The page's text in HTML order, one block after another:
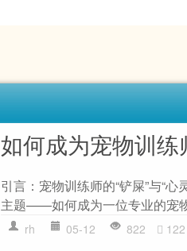
如何成为宠物训练
引言：宠物训练师的“铲屎”与“
主题——如何成为一位专业的宠
rh 05-12 822 122